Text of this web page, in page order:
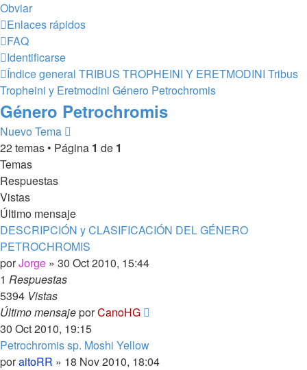
Obviar
Enlaces rápidos
FAQ
Identificarse
Índice general TRIBUS TROPHEINI Y ERETMODINI Tribus
Tropheini y Eretmodini Género Petrochromis
Género Petrochromis
Nuevo Tema
22 temas • Página 1 de 1
Temas
Respuestas
Vistas
Último mensaje
DESCRIPCIÓN y CLASIFICACIÓN DEL GÉNERO
PETROCHROMIS
porJorge » 30 Oct 2010, 15:44
1 Respuestas
5394 Vistas
Último mensajeporCanoHG
30 Oct 2010, 19:15
Petrochromis sp. Moshi Yellow
poraitoRR » 18 Nov 2010, 18:04